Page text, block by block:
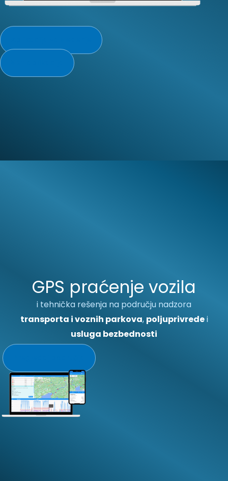
GPS praćenje vozila
i tehnička rešenja na području nadzora
transporta i voznih parkova, poljuprivredei
usluga bezbednosti